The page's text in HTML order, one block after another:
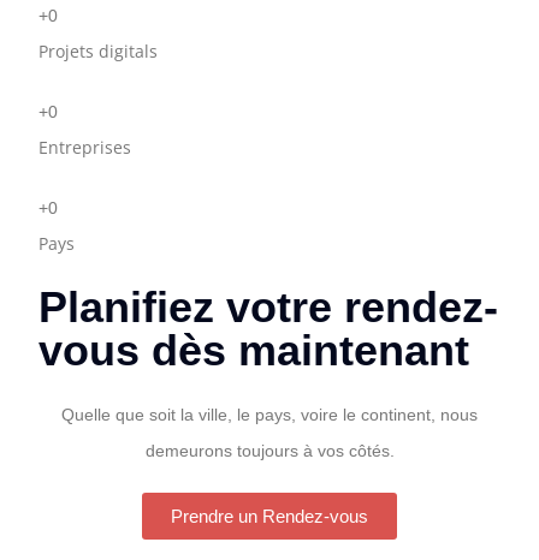
+0
Projets digitals
+0
Entreprises
+0
Pays
Planifiez votre rendez-
vous dès maintenant
Quelle que soit la ville, le pays, voire le continent, nous
demeurons toujours à vos côtés.
Prendre un Rendez-vous